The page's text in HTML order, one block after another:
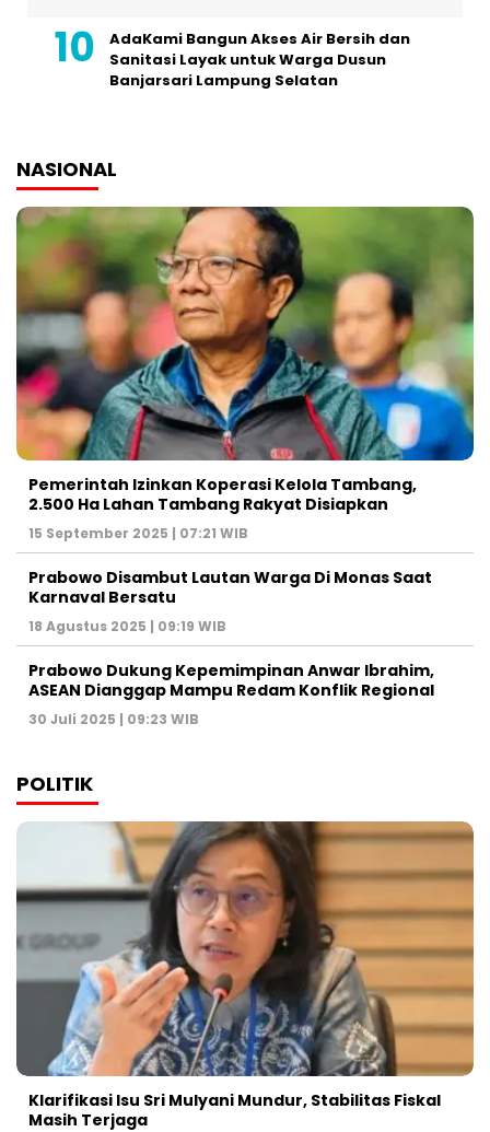
AdaKami Bangun Akses Air Bersih dan
Sanitasi Layak untuk Warga Dusun
Banjarsari Lampung Selatan
NASIONAL
Pemerintah Izinkan Koperasi Kelola Tambang,
2.500 Ha Lahan Tambang Rakyat Disiapkan
15 September 2025 | 07:21 WIB
Prabowo Disambut Lautan Warga Di Monas Saat
Karnaval Bersatu
18 Agustus 2025 | 09:19 WIB
Prabowo Dukung Kepemimpinan Anwar Ibrahim,
ASEAN Dianggap Mampu Redam Konflik Regional
30 Juli 2025 | 09:23 WIB
POLITIK
Klarifikasi Isu Sri Mulyani Mundur, Stabilitas Fiskal
Masih Terjaga